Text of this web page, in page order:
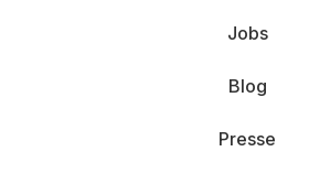
Jobs
Blog
Presse